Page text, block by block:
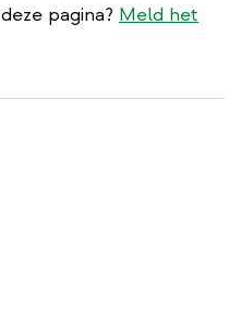
pagina? Meld het